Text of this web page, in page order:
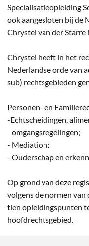
Specialisatieopleiding
ook aangesloten bij de
Chrystel van der Starre
Chrystel heeft in het
Nederlandse orde van
sub) rechtsgebieden
Personen- en
-Echtscheidingen,
omgangsregelingen;
- Mediation;
- Ouderschap en
Op grond van deze
volgens de normen van
tien opleidingspunten
hoofdrechtsgebied.